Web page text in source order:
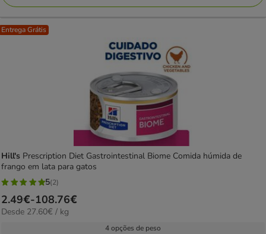
Entrega Grátis
Hill's Prescription Diet Gastrointestinal Biome Comida húmida de
frango em lata para gatos
5
estrelas
com
5(2)
Preço
de
2.49€-108.76€
27.60€
Desde 27.60€ / kg
4 opções de peso